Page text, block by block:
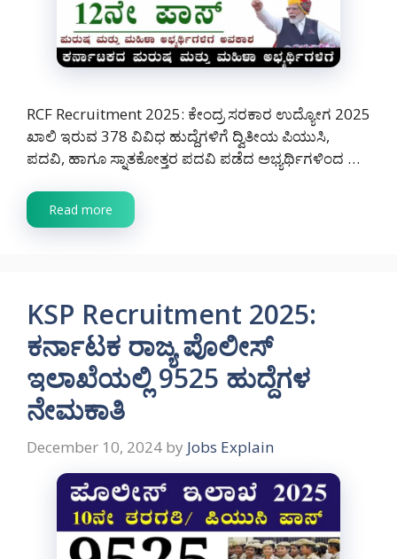
RCF Recruitment 2025: ಕೇಂದ್ರ ಸರಕಾರ ಉದ್ಯೋಗ 2025
ಖಾಲಿ ಇರುವ 378 ವಿವಿಧ ಹುದ್ದೆಗಳಿಗೆ ದ್ವಿತೀಯ ಪಿಯುಸಿ,
ಪದವಿ, ಹಾಗೂ ಸ್ನಾತಕೋತ್ತರ ಪದವಿ ಪಡೆದ ಅಭ್ಯರ್ಥಿಗಳಿಂದ …
Read more
KSP Recruitment 2025:
ಕರ್ನಾಟಕ ರಾಜ್ಯ ಪೊಲೀಸ್
ಇಲಾಖೆಯಲ್ಲಿ 9525 ಹುದ್ದೆಗಳ
ನೇಮಕಾತಿ
December 10, 2024 by Jobs Explain